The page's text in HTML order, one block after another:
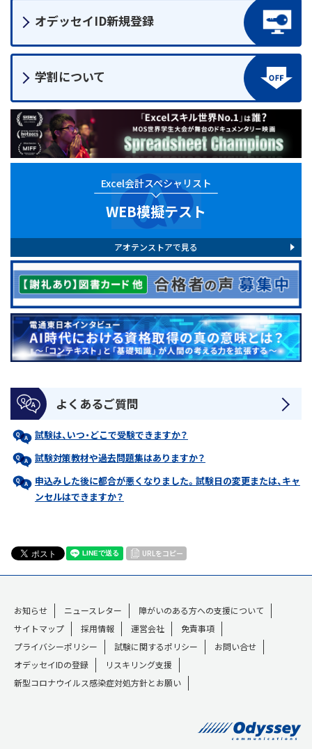
オデッセイID新規登録
学割について
Excel会計スペシャリスト
WEB模擬テスト
アオテンストアで見る
よくあるご質問
試験は、いつ・どこで受験できますか？
試験対策教材や過去問題集はありますか？
申込みした後に都合が悪くなりました。試験日の変更または、キャ
ンセルはできますか？
URLをコピー
お知らせ ニュースレター
障がいのある方への支援について
サイトマップ
採用情報 運営会社
免責事項
プライバシーポリシー
試験に関するポリシー
お問い合せ
オデッセイIDの登録
リスキリング支援
新型コロナウイルス感染症対処方針とお願い